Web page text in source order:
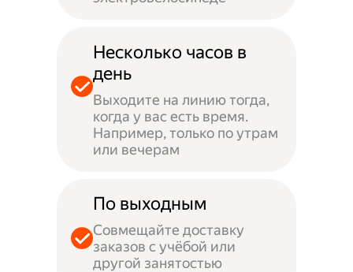
Несколько часов в
день
Выходите на линию тогда,
когда у вас есть время.
Например, только по утрам
или вечерам
По выходным
Совмещайте доставку
заказов с учёбой или
другой занятостью